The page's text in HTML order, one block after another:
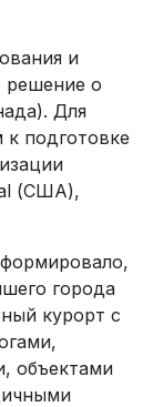
и
решение о
Для
подготовке
(США),
города
курорт с
объектами